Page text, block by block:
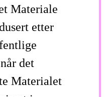
Materiale
etter
det
Materialet